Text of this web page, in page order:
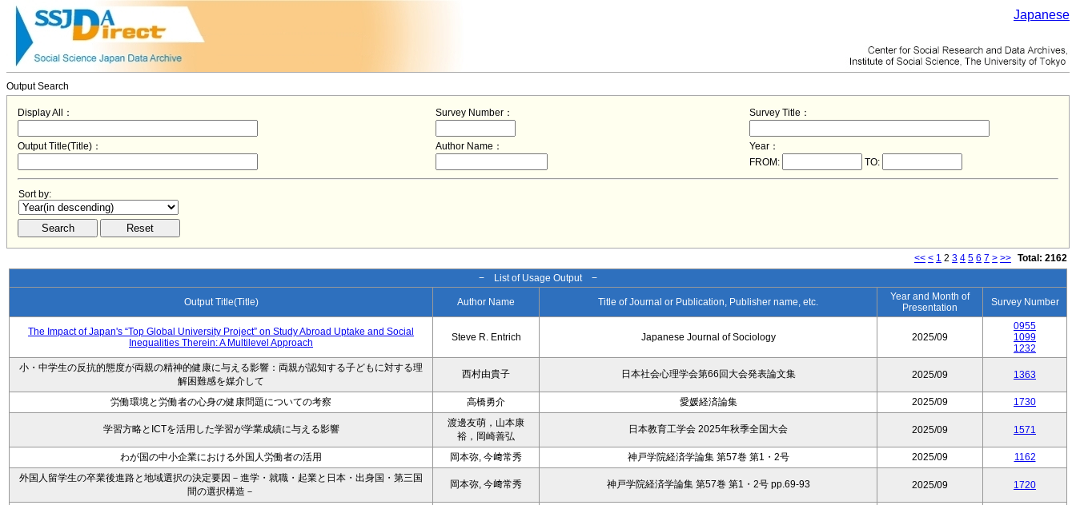
Japanese
Output Search
Display All： Survey Number： Survey Title：
Output Title(Title)： Author Name：
Year：
FROM:
TO:
Sort by:
<< < 1 2 3 4 5 6 7 > >> Total: 2162
− List of Usage Output −
Output Title(Title) Author Name Title of Journal or Publication, Publisher name, etc.
Year and Month of
Presentation
Survey Number
The Impact of Japan's “Top Global University Project” on Study Abroad Uptake and Social
Inequalities Therein: A Multilevel Approach
Steve R. Entrich Japanese Journal of Sociology 2025/09
0955
1099
1232
小・中学生の反抗的態度が両親の精神的健康に与える影響：両親が認知する子どもに対する理
解困難感を媒介して
西村由貴子 日本社会心理学会第66回大会発表論文集 2025/09 1363
労働環境と労働者の心身の健康問題についての考察 高橋勇介 愛媛経済論集 2025/09 1730
学習方略とICTを活用した学習が学業成績に与える影響
渡邊友萌，山本康
裕，岡崎善弘
日本教育工学会 2025年秋季全国大会 2025/09 1571
わが国の中小企業における外国人労働者の活用 岡本弥, 今﨑常秀 神戸学院経済学論集 第57巻 第1・2号 2025/09
1162
外国人留学生の卒業後進路と地域選択の決定要因－進学・就職・起業と日本・出身国・第三国
間の選択構造－
岡本弥, 今﨑常秀 神戸学院経済学論集 第57巻 第1・2号 pp.69-93 2025/09 1720